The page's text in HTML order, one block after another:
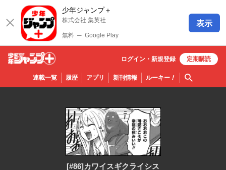
少年ジャンプ＋
株式会社 集英社
無料 ─ Google Play
表示
少年ジ
ャンプ
連載一覧 履歴 アプリ 新刊情報 ルーキー！ 検索
ログイン・ 新規登録 定期購読
[#86]カワイスギクライシス